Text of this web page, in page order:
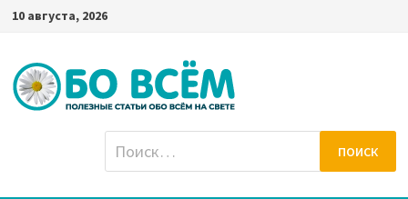
Перейти
содержимому
10 августа, 2026
Найти: